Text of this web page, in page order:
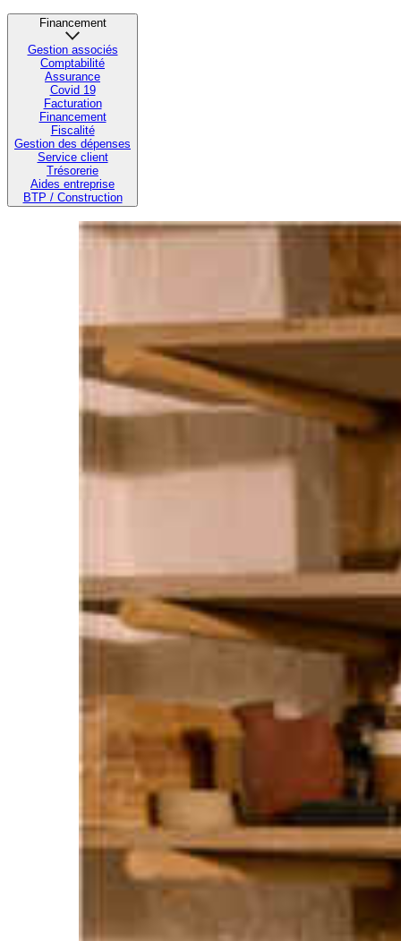
Financement
Gestion associés
Comptabilité
Assurance
Covid 19
Facturation
Financement
Fiscalité
Gestion des dépenses
Service client
Trésorerie
Aides entreprise
BTP / Construction